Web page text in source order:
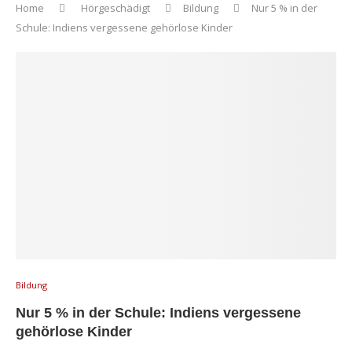
Home Hörgeschädigt Bildung
Nur 5 % in der
Schule: Indiens vergessene gehörlose Kinder
Bildung
Nur 5 % in der Schule: Indiens vergessene
gehörlose Kinder